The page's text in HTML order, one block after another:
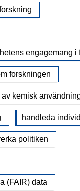
engagemang i
forskningen
kemisk
handleda
politiken
(FAIR) data